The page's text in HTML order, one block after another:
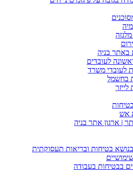
באתר בניה
לעובדים
לעובדי משרד
בחשמל
אש
| ארגון אתר בניה
בטיחות ובריאות תעסוקתית
בבטיחות בעבודה